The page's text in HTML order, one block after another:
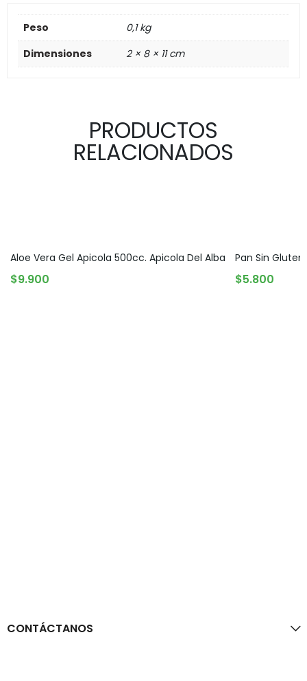
Peso
0,1 kg
Dimensiones
2 × 8 × 11 cm
PRODUCTOS
RELACIONADOS
Aloe Vera Gel Apicola 500cc. Apicola Del Alba
$9.900
Pan Sin
$5.800
CONTÁCTANOS